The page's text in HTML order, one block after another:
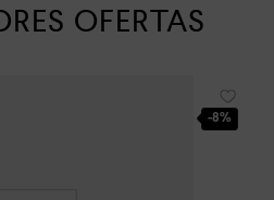
OFERTAS
-8%